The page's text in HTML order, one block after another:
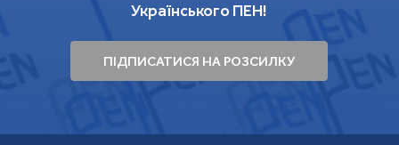
Українського ПЕН!
ПІДПИСАТИСЯ НА РОЗСИЛКУ